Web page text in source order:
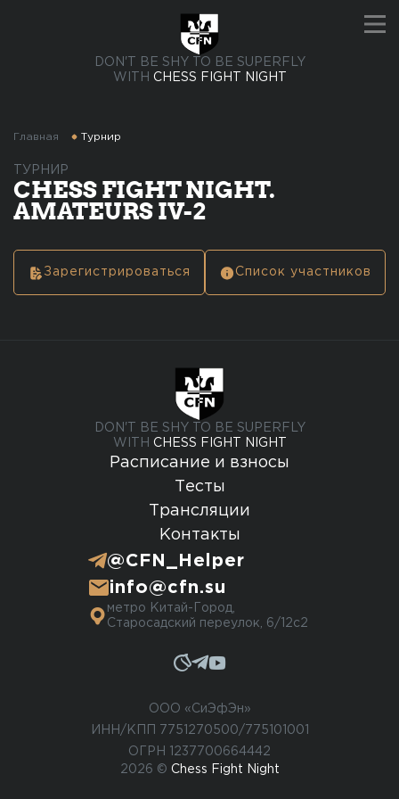
DON'T BE SHY TO BE SUPERFLY
WITH CHESS FIGHT NIGHT
Главная Турнир
ТУРНИР
CHESS FIGHT NIGHT.
AMATEURS IV-2
Зарегистрироваться Список участников
DON'T BE SHY TO BE SUPERFLY
WITH CHESS FIGHT NIGHT
Расписание и взносы
Тесты
Трансляции
Контакты
@CFN_Helper
info@cfn.su
метро Китай-Город,
Старосадский переулок, 6/12с2
ООО «СиЭфЭн»
ИНН/КПП 7751270500/775101001
ОГРН 1237700664442
2026 © Chess Fight Night